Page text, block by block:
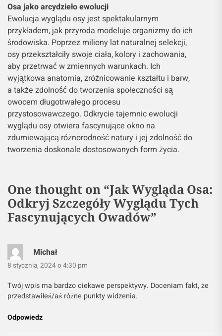
Osa jako arcydzieło ewolucji
Ewolucja wyglądu osy jest spektakularnym
przykładem, jak przyroda modeluje organizmy do ich
środowiska. Poprzez miliony lat naturalnej selekcji,
osy przekształciły swoje ciała, kolory i zachowania,
aby przetrwać w zmiennych warunkach. Ich
wyjątkowa anatomia, zróżnicowanie kształtu i barw,
a także zdolność do tworzenia społeczności są
owocem długotrwałego procesu
przystosowawczego. Odkrycie tajemnic ewolucji
wyglądu osy otwiera fascynujące okno na
zdumiewającą różnorodność natury i jej zdolność do
tworzenia doskonale dostosowanych form życia.
One thought on “Jak Wygląda Osa:
Odkryj Szczegóły Wyglądu Tych
Fascynujących Owadów”
Michał
8 stycznia, 2024 o 4:30 pm
Twój wpis ma bardzo ciekawe perspektywy. Doceniam fakt, że
przedstawiłeś/aś różne punkty widzenia.
Odpowiedz